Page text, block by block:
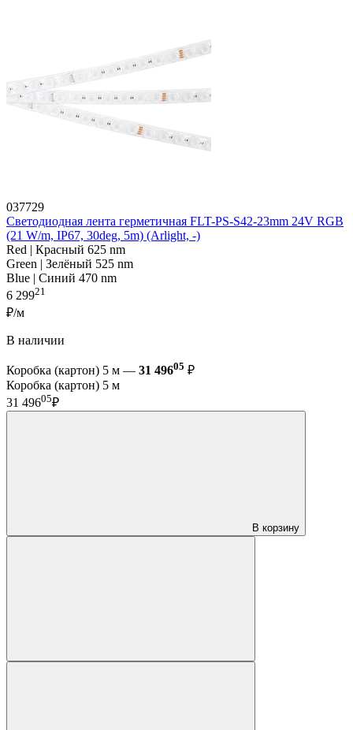
037729
Светодиодная лента герметичная FLT-PS-S42-23mm 24V RGB
(21 W/m, IP67, 30deg, 5m) (Arlight, -)
Red | Красный 625 nm
Green | Зелёный 525 nm
Blue | Синий 470 nm
6 29921
₽/м
В наличии
Коробка (картон) 5 м — 31 49605 ₽
Коробка (картон) 5 м
31 49605₽
В корзину